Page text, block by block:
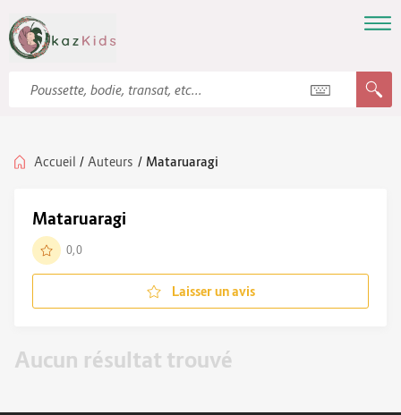
Accueil / Auteurs / Mataruaragi
Mataruaragi
0,0
Laisser un avis
Aucun résultat trouvé